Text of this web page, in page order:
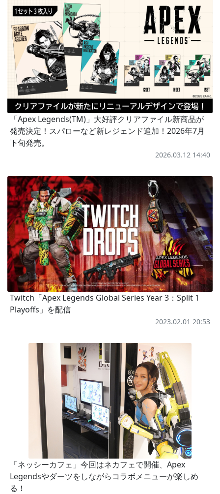
「Apex Legends(TM)」大好評クリアファイル新商品が
発売決定！スパローなど新レジェンド追加！2026年7月
下旬発売。
2026.03.12 14:40
Twitch「Apex Legends Global Series Year 3：Split 1
Playoffs」を配信
2023.02.01 20:53
「ネッシーカフェ」今回はネカフェで開催、Apex
Legendsやダーツをしながらコラボメニューが楽しめ
る！